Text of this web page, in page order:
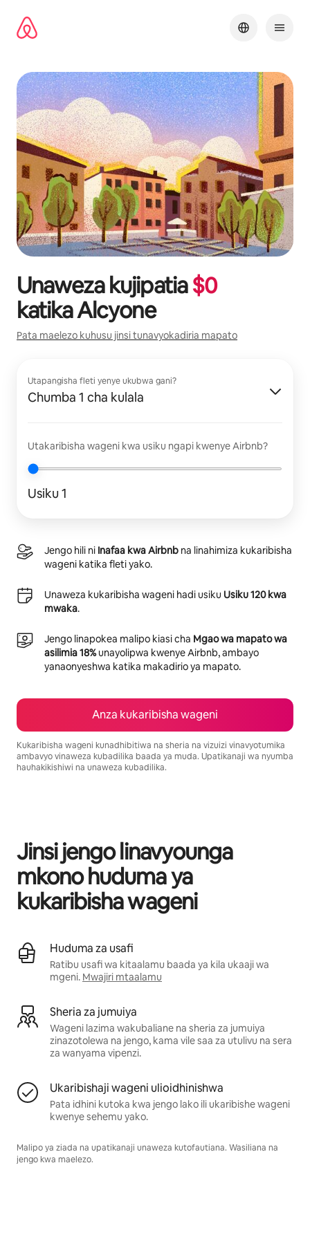
kwenda
kwenye
Unaweza kujipatia$0
katikaAlcyone
Pata maelezo kuhusu jinsi tunavyokadiria mapato
Utapangisha fleti yenye ukubwa gani?
Chumba 1 cha kulala
Utakaribisha wageni kwa usiku ngapi kwenye Airbnb?
Usiku 1
Jengo hili ni Inafaa kwa Airbnb na linahimiza kukaribisha
wageni katika fleti yako.
Unaweza kukaribisha wageni hadi usiku Usiku 120 kwa
mwaka.
Jengo linapokea malipo kiasi cha Mgao wa mapato wa
asilimia 18%unayolipwa kwenye Airbnb, ambayo
yanaonyeshwa katika makadirio ya mapato.
Anza kukaribisha wageni
Kukaribisha wageni kunadhibitiwa na sheria na vizuizi vinavyotumika
ambavyo vinaweza kubadilika baada ya muda. Upatikanaji wa nyumba
hauhakikishiwi na unaweza kubadilika.
Jinsi jengo linavyounga
mkono huduma ya
kukaribisha wageni
Huduma za usafi
Ratibu usafi wa kitaalamu baada ya kila ukaaji wa
mgeni. Mwajiri mtaalamu
Sheria za jumuiya
Wageni lazima wakubaliane na sheria za jumuiya
zinazotolewa na jengo, kama vile saa za utulivu na sera
za wanyama vipenzi.
Ukaribishaji wageni ulioidhinishwa
Pata idhini kutoka kwa jengo lako ili ukaribishe wageni
kwenye sehemu yako.
Malipo ya ziada na upatikanaji unaweza kutofautiana. Wasiliana na
jengo kwa maelezo.